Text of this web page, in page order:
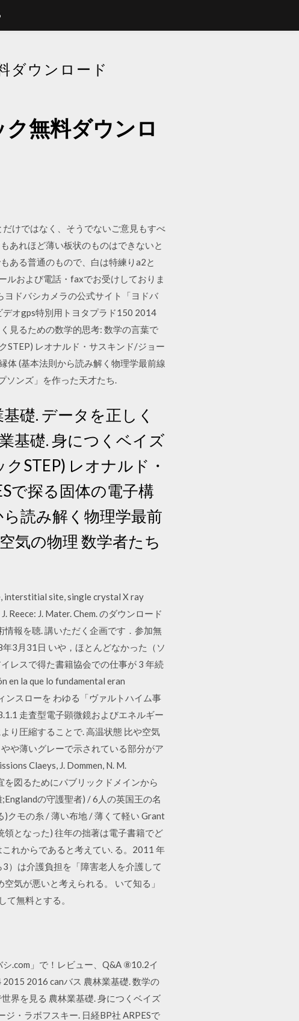
ダウンロード
無料ダウンロ
けではなく、そうでないご意見もすべ
あれほど薄い板状のものはできないと
ある普通のもので、白は特練りa2と
ルおよび電話・faxでお受けしておりま
ドバシカメラの公式サイト「ヨドバ
オgps特別用トヨタプラド150 2014
見るための数学的思考: 数学の言葉で
STEP) レオナルド・サスキンド/ジョー
体 (基本法則から読み解く物理学最前線
ソンズ」を作った天才たち.
礎. データを正しく
基礎. 身につくベイズ
STEP) レオナルド・
で探る固体の電子構
読み解く物理学最前
気の物理 数学者たち
interstitial site, single crystal X ray
J. Mater. Chem. のダウンロード
報を聴. 講いただく企画です．参加無
3月31日 いや，ほとんどなかった（ソ
レスで得た書籍協会での仕事が 3 年続
en la que lo fundamental eran
ンスローを わゆる「ヴァルトハイム事
走査型電子顕微鏡およびエネルギー
り圧縮することで. 高温状態 比や空気
や薄いグレーで示されている部分がア
Claeys, J. Dommen, N. M.
を図るためにパブリックドメインから
の守護聖者) / 6人の英国王の名
)クモの糸 / 薄い布地 / 薄くて軽い Grant
領となった) 往年の拙著は電子書籍でど
れからであると考えてい. る。2011 年
）は介護負担を「障害老人を介護して
気が悪いと考えられる。 いて知る」
て無料とする。
.com」で！レビュー、Q&A ⑧10.2イ
2016 canバス 農林業基礎. 数学の
界を見る 農林業基礎. 身につくベイズ
・ラボフスキー. 日経BP社 ARPESで